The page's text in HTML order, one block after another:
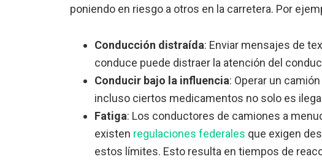
poniendo en riesgo a otros en la carretera. Por
Conducción distraída: Enviar mensajes de
conduce puede distraer la atención del
Conducir bajo la influencia: Operar un
incluso ciertos medicamentos no solo es
Fatiga: Los conductores de camiones a
existen regulaciones federales que exigen
estos límites. Esto resulta en tiempos de